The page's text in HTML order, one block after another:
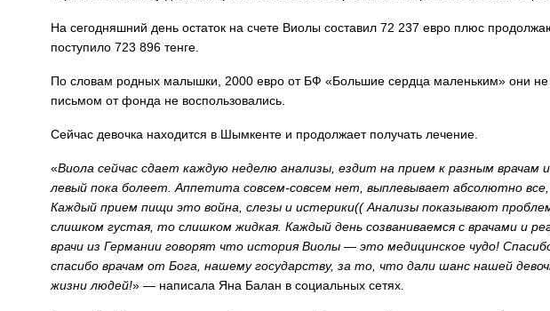
На сегодняшний день остаток на счете Виолы составил 72 237 евро плюс
поступило 723 896 тенге.
По словам родных малышки, 2000 евро от БФ «Большие сердца маленьким» они не
письмом от фонда не воспользовались.
Сейчас девочка находится в Шымкенте и продолжает получать лечение.
«Виола сейчас сдает каждую неделю анализы, ездит на прием к разным врачам
левый пока болеет. Аппетита совсем-совсем нет, выплевывает абсолютно
Каждый прием пищи это война, слезы и истерики(( Анализы показывают
слишком густая, то слишком жидкая. Каждый день созваниваемся с врачами и
врачи из Германии говорят что история Виолы — это медицинское чудо!
спасибо врачам от Бога, нашему государству, за то, что дали шанс нашей
жизни людей!» — написала Яна Балан в социальных сетях.